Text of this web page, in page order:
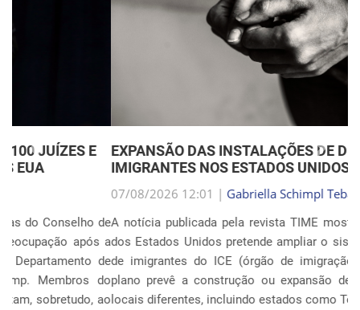
EXPANSÃO DAS INSTALAÇÕES DE DETENÇÃO DE
IMIGRANTES NOS ESTADOS UNIDOS
07/08/2026 12:01 |Gabriella Schimpl Tebar Anunciação
A notícia publicada pela revista TIME mostra que o governo
dos Estados Unidos pretende ampliar o sistema de detenção
de imigrantes do ICE (órgão de imigração e alfândega). O
plano prevê a construção ou expansão de unidades em 14
locais diferentes, incluindo estados como Texas, F...
Anterior